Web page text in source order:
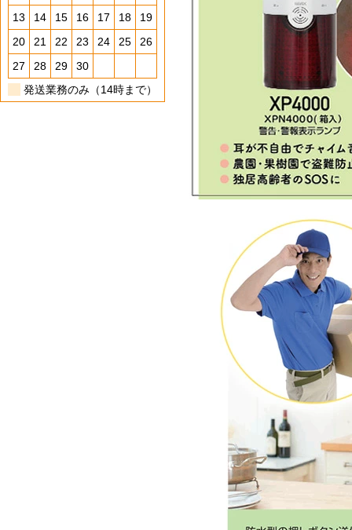
13
14 15 16 17 18
19
20
21 22 23 24 25
26
27
28 29
30
発送業務のみ（14時まで）